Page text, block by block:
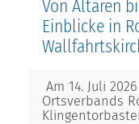
Von Altären
Einblicke in
Am 14. Juli
Ortsverbands